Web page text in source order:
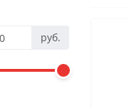
руб.